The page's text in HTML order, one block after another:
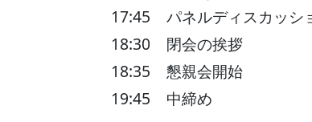
17:45 パネルディスカッ
18:30 閉会の挨拶
18:35 懇親会開始
19:45 中締め